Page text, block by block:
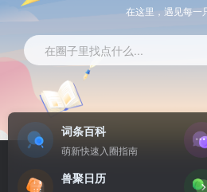
在这里，遇见每一
在圈子里找点什么...
词条百科
萌新快速入圈指南
兽聚日历
绒声回响 的 坠星记 还有 7 天开始